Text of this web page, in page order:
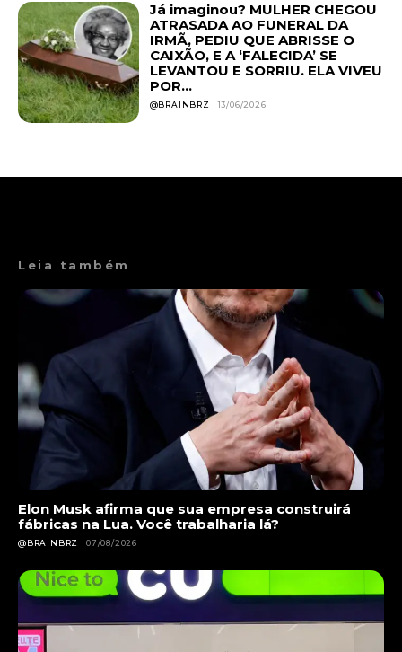
Já imaginou? MULHER CHEGOU
ATRASADA AO FUNERAL DA
IRMÃ, PEDIU QUE ABRISSE O
CAIXÃO, E A ‘FALECIDA’ SE
LEVANTOU E SORRIU. ELA VIVEU
POR...
@BRAINBRZ 13/06/2026
Leia também
Elon Musk afirma que sua empresa construirá
fábricas na Lua. Você trabalharia lá?
@BRAINBRZ 07/08/2026